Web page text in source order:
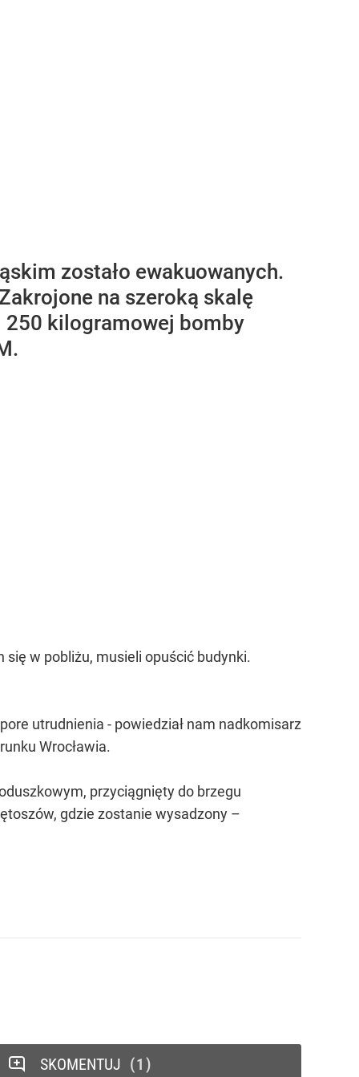
zostało ewakuowanych.
na szeroką skalę
250 kilogramowej bomby
w pobliżu, musieli opuścić budynki.
utrudnienia - powiedział nam nadkomisarz
Wrocławia.
przyciągnięty do brzegu
gdzie zostanie wysadzony –
SKOMENTUJ 1